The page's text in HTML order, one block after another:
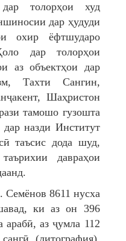
толорҳои худ
дар ҳудуди
охир ёфтшударо
дар толорҳои
аз объектҳои дар
Тахти Сангин,
Шаҳристон
тамошо гузошта
назди Институт
таъсис дода шуд,
давраҳои
8611 нусха
ки аз он 396
арабӣ, аз ҷумла 112
(литография),